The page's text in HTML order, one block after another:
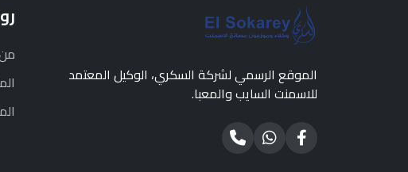
الموقع الرسمي لشركة السكري، الوكيل المعتمد
للاسمنت السايب والمعبا.